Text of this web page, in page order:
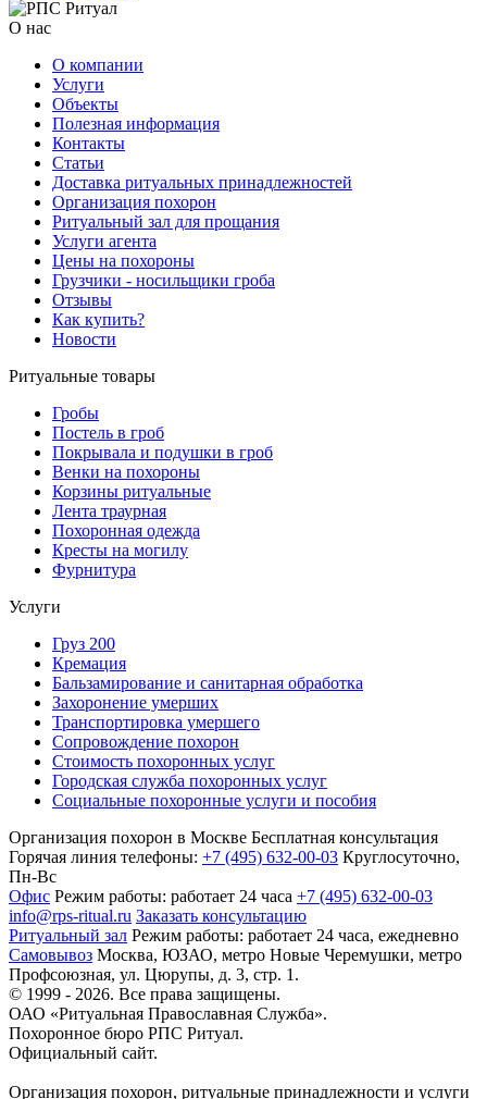
О нас
О компании
Услуги
Объекты
Полезная информация
Контакты
Статьи
Доставка ритуальных принадлежностей
Организация похорон
Ритуальный зал для прощания
Услуги агента
Цены на похороны
Грузчики - носильщики гроба
Отзывы
Как купить?
Новости
Ритуальные товары
Гробы
Постель в гроб
Покрывала и подушки в гроб
Венки на похороны
Корзины ритуальные
Лента траурная
Похоронная одежда
Кресты на могилу
Фурнитура
Услуги
Груз 200
Кремация
Бальзамирование и санитарная обработка
Захоронение умерших
Транспортировка умершего
Сопровождение похорон
Стоимость похоронных услуг
Городская служба похоронных услуг
Социальные похоронные услуги и пособия
Организация похорон в Москве Бесплатная консультация
Горячая линия телефоны: +7 (495) 632-00-03 Круглосуточно,
Пн-Вс
Офис Режим работы: работает 24 часа +7 (495) 632-00-03
info@rps-ritual.ru Заказать консультацию
Ритуальный зал Режим работы: работает 24 часа, ежедневно
Самовывоз Москва, ЮЗАО, метро Новые Черемушки, метро
Профсоюзная, ул. Цюрупы, д. 3, стр. 1.
© 1999 - 2026. Все права защищены.
ОАО «Ритуальная Православная Служба».
Похоронное бюро РПС Ритуал.
Официальный сайт.
Организация похорон, ритуальные принадлежности и услуги